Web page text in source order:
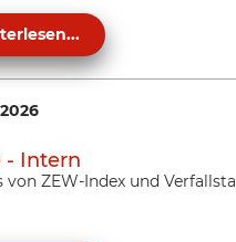
- Intern
von ZEW-Index und